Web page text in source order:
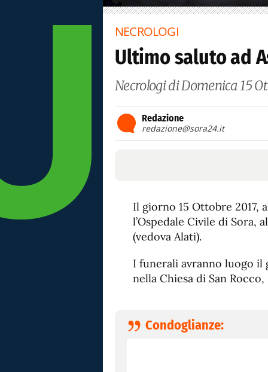
NECROLOGI
Ultimo saluto ad
Necrologi di Domenica 15
Redazione
redazione@sora24.it
Il giorno 15 Ottobre 2017,
l’Ospedale Civile di Sora,
(vedova Alati).
I funerali avranno luogo il
nella Chiesa di San Rocco,
Condoglianze: